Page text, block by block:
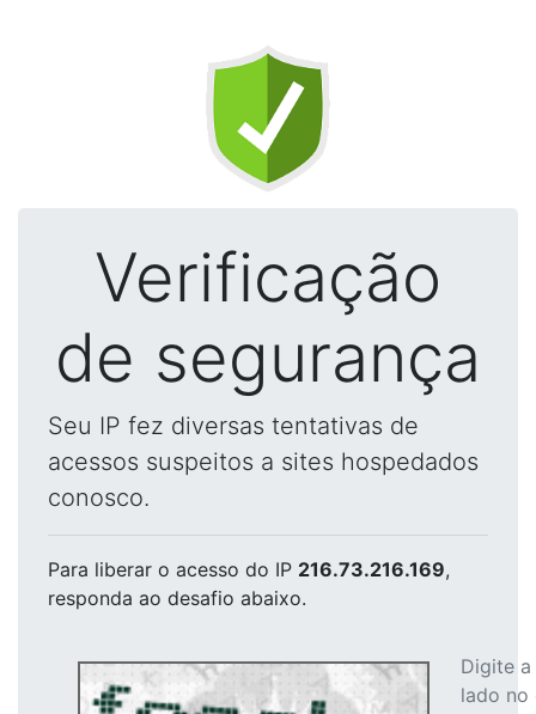
Verificação
de segurança
Seu IP fez diversas tentativas de
acessos suspeitos a sites hospedados
conosco.
Para liberar o acesso do IP 216.73.216.169,
responda ao desafio abaixo.
Digite
lado no